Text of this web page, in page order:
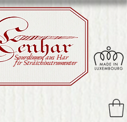
fir Sträichinstrumenter
Sourdinnen aus Har